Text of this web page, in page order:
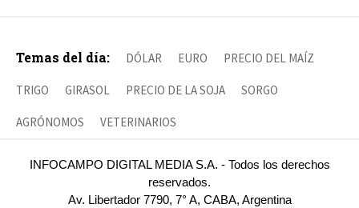
Temas del día: DÓLAR EURO PRECIO DEL MAÍZ
TRIGO GIRASOL PRECIO DE LA SOJA SORGO
AGRÓNOMOS VETERINARIOS
INFOCAMPO DIGITAL MEDIA S.A. - Todos los derechos
reservados.
Av. Libertador 7790, 7° A, CABA, Argentina